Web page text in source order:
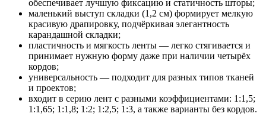
обеспечивает лучшую фиксацию и статичность шторы;
маленький выступ складки (1,2 см) формирует мелкую
красивую драпировку, подчёркивая элегантность
карандашной складки;
пластичность и мягкость ленты — легко стягивается и
принимает нужную форму даже при наличии четырёх
кордов;
универсальность — подходит для разных типов тканей
и проектов;
входит в серию лент с разными коэффициентами: 1:1,5;
1:1,65; 1:1,8; 1:2; 1:2,5; 1:3, а также варианты без кордов.